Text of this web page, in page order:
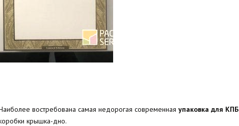
востребована самая недорогая современная упаковка для КПБ
крышка-дно.